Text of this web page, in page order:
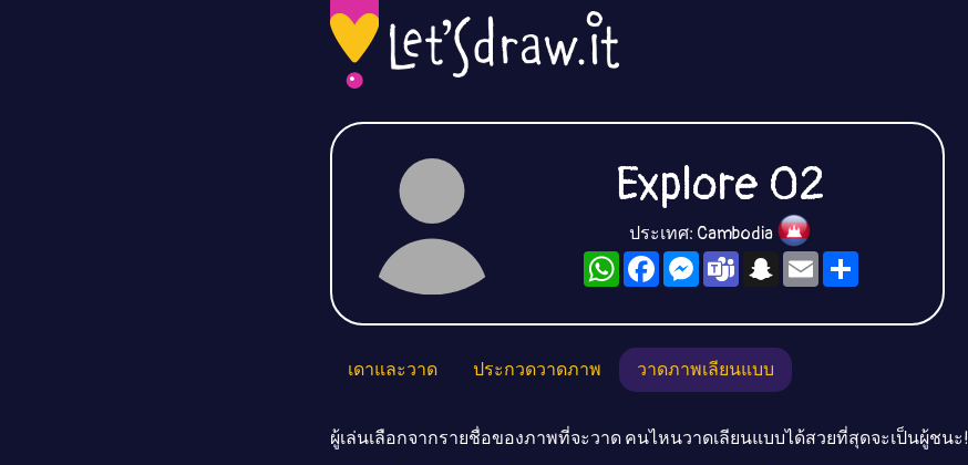
Explore 02
ประเทศ: Cambodia
WhatsAppFacebookMessenger
TeamsSnapchat
EmailShare
เดาและวาด ประกวดวาดภาพ วาดภาพเลียนแบบ
ผู้เล่นเลือกจากรายชื่อของภาพที่จะวาด คนไหนวาดเลียนแบบได้สวยที่สุดจะเป็นผู้ชนะ!